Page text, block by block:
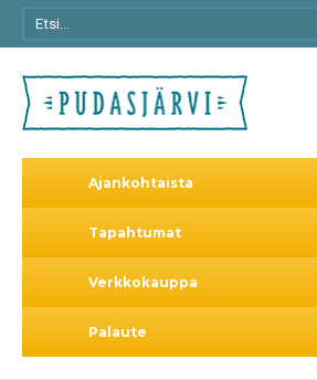
Ajankohtaista
Tapahtumat
Verkkokauppa
Palaute